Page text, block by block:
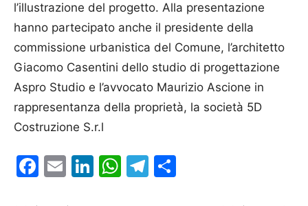
l’illustrazione del progetto. Alla presentazione
hanno partecipato anche il presidente della
commissione urbanistica del Comune, l’architetto
Giacomo Casentini dello studio di progettazione
Aspro Studio e l’avvocato Maurizio Ascione in
rappresentanza della proprietà, la società 5D
Costruzione S.r.l
Facebook
EmailLinkedIn
WhatsApp
Telegram